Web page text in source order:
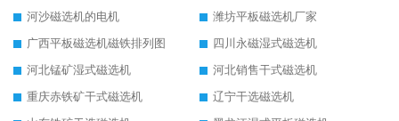
河沙磁选机的电机
潍坊平板磁选机厂家
广西平板磁选机磁铁排列图
四川永磁湿式磁选机
河北锰矿湿式磁选机
河北销售干式磁选机
重庆赤铁矿干式磁选机
辽宁干选磁选机